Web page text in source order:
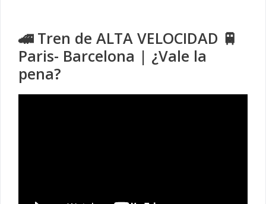
🚄 Tren de ALTA VELOCIDAD 🚆
Paris- Barcelona | ¿Vale la
pena?